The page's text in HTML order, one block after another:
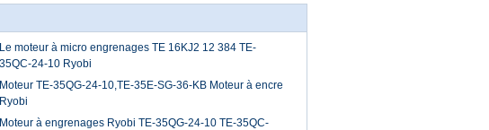
Le moteur à micro engrenages TE 16KJ2 12 384 TE-
35QC-24-10 Ryobi
Moteur TE-35QG-24-10,TE-35E-SG-36-KB Moteur à encre
Ryobi
Moteur à engrenages Ryobi TE-35QG-24-10 TE-35QC-